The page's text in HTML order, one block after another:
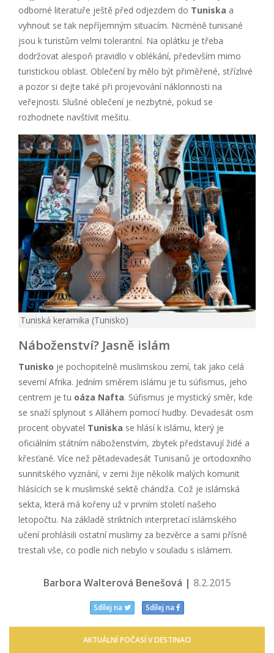
odborné literatuře ještě před odjezdem do Tuniska a
vyhnout se tak nepříjemným situacím. Nicméně tunisané
jsou k turistům velmi tolerantní. Na oplátku je třeba
dodržovat alespoň pravidlo v oblékání, především mimo
turistickou oblast. Oblečení by mělo být přiměřené, střízlivé
a pozor si dejte také při projevování náklonnosti na
veřejnosti. Slušné oblečení je nezbytné, pokud se
rozhodnete navštívit mešitu.
Tuniská keramika (Tunisko)
Náboženství? Jasně islám
Tunisko je pochopitelně muslimskou zemí, tak jako celá
severní Afrika. Jedním směrem islámu je tu súfismus, jeho
centrem je tu oáza Nafta. Súfismus je mystický směr, kde
se snaží splynout s Alláhem pomocí hudby. Devadesát osm
procent obyvatel Tuniska se hlásí k islámu, který je
oficiálním státním náboženstvím, zbytek představují židé a
křesťané. Více než pětadevadesát Tunisanů je ortodoxního
sunnitského vyznání, v zemi žije několik malých komunit
hlásících se k muslimské sektě cháridža. Což je islámská
sekta, která má kořeny už v prvním století našeho
letopočtu. Na základě striktních interpretací islámského
učení prohlásili ostatní muslimy za bezvěrce a sami přísně
trestali vše, co podle nich nebylo v souladu s islámem.
Barbora Walterová Benešová | 8.2.2015
Sdílej na Sdílej na
AKTUÁLNÍ POČASÍ V DESTINACI